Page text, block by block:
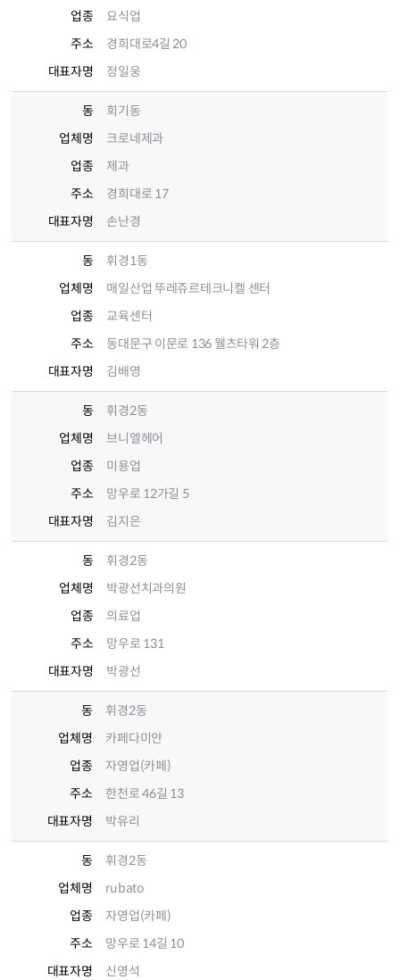
업종
요식업
주소
경희대로4길 20
대표자명
정일웅
동
회기동
업체명
크로네제과
업종
제과
주소
경희대로 17
대표자명
손난경
동
휘경1동
업체명
매일산업 뚜레쥬르테크니켈 센터
업종
교육센터
주소
동대문구 이문로 136 웰츠타워 2층
대표자명
김배영
동
휘경2동
업체명
브니엘헤어
업종
미용업
주소
망우로 12가길 5
대표자명
김지은
동
휘경2동
업체명
박광선치과의원
업종
의료업
주소
망우로 131
대표자명
박광선
동
휘경2동
업체명
카페다미안
업종
자영업(카페)
주소
한천로 46길 13
대표자명
박유리
동
휘경2동
업체명
rubato
업종
자영업(카페)
주소
망우로 14길 10
대표자명
신영석